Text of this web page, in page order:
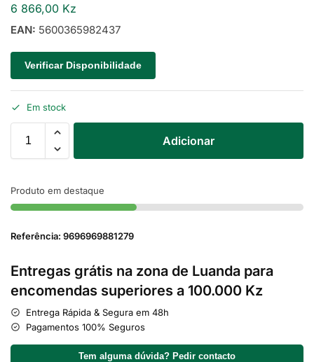
6 866,00 Kz
EAN: 5600365982437
Verificar Disponibilidade
Em stock
Adicionar
Produto em destaque
Referência: 9696969881279
Entregas grátis na zona de Luanda para
encomendas superiores a 100.000 Kz
Entrega Rápida & Segura em 48h
Pagamentos 100% Seguros
Tem alguma dúvida? Pedir contacto